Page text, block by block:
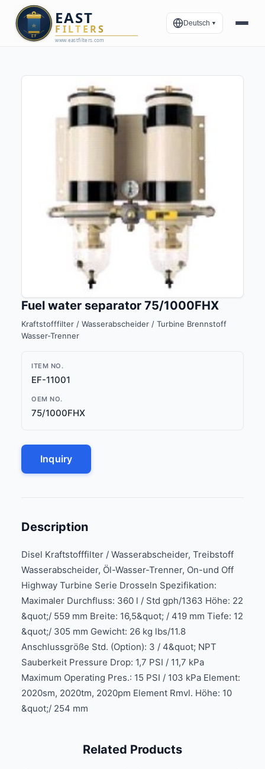
Deutsch ▼
Fuel water separator 75/1000FHX
Kraftstofffilter / Wasserabscheider / Turbine Brennstoff
Wasser-Trenner
ITEM NO.
EF-11001
OEM NO.
75/1000FHX
Inquiry
Description
Disel Kraftstofffilter / Wasserabscheider, Treibstoff
Wasserabscheider, Öl-Wasser-Trenner, On-und Off
Highway Turbine Serie Drosseln Spezifikation:
Maximaler Durchfluss: 360 l / Std gph/1363 Höhe: 22
&quot;/ 559 mm Breite: 16,5&quot; / 419 mm Tiefe: 12
&quot;/ 305 mm Gewicht: 26 kg lbs/11.8
Anschlussgröße Std. (Option): 3 / 4&quot; NPT
Sauberkeit Pressure Drop: 1,7 PSI / 11,7 kPa
Maximum Operating Pres.: 15 PSI / 103 kPa Element:
2020sm, 2020tm, 2020pm Element Rmvl. Höhe: 10
&quot;/ 254 mm
Related Products